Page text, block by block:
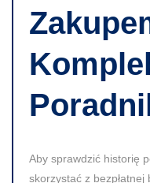
Aby sprawdzić historię
skorzystać z